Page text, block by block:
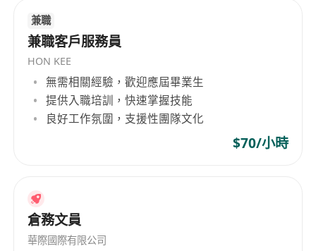
兼職
兼職客戶服務員
HON KEE
無需相關經驗，歡迎應屆畢業生
提供入職培訓，快速掌握技能
良好工作氛圍，支援性團隊文化
$70/小時
倉務文員
華際國際有限公司